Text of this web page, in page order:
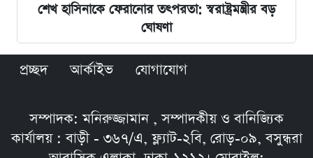
শেখ হাসিনাকে ফেরানোর তৎপরতা: স্বরাষ্ট্রমন্ত্রীর বড়
ঘোষণা
প্রচ্ছদ আর্কাইভ যোগাযোগ
সম্পাদক: মনিরুজ্জামান , সম্পাদকীয় ও বানিজ্যিক
কার্যালয় : বাড়ী - ৩৬৭/এ, ফ্ল্যাট-২বি, রোড়-০৯, বসুন্ধরা